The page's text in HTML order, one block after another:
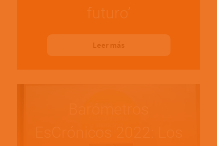
futuro’
Leer más